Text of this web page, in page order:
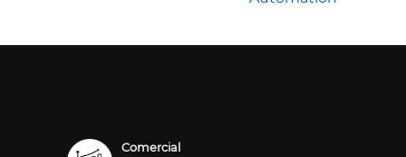
Comercial